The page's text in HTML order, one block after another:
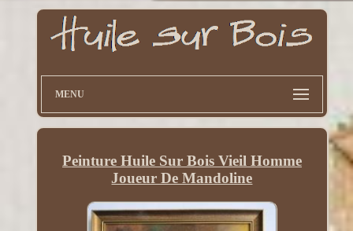
MENU
Peinture Huile Sur Bois Vieil Homme
Joueur De Mandoline